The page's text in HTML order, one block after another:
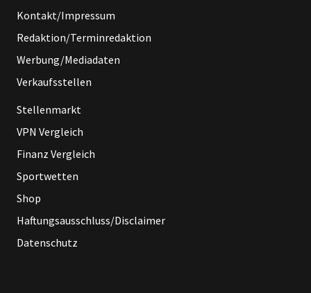
Kontakt/Impressum
Redaktion/Terminredaktion
Werbung/Mediadaten
Verkaufsstellen
Stellenmarkt
VPN Vergleich
Finanz Vergleich
Sportwetten
Shop
Haftungsausschluss/Disclaimer
Datenschutz